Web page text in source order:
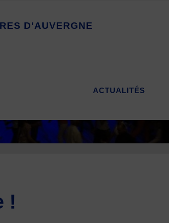
RES D'AUVERGNE
ACTUALITÉS
!